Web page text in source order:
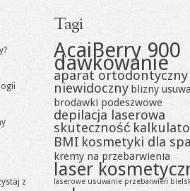
z
Tagi
AcaiBerry 900
dawkowanie
aparat ortodontyczny
niewidoczny blizny
brodawki podeszwowe
depilacja laserowa
skuteczność
BMI kosmetyki dla
kremy na przebarwienia
laser
laserowe usuwanie przebarwień